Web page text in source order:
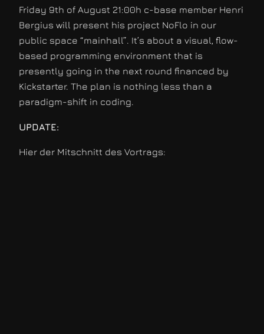
Friday 9th of August 21:00h c-base member Henri
Bergius will present his project NoFlo in our
public space “mainhall”. It’s about a visual, flow-
based programming environment that is
presently going in the next round financed by
Kickstarter. The plan is nothing less than a
paradigm-shift in coding.
UPDATE:
Hier der Mitschnitt des Vortrags: